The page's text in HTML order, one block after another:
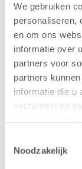
We gebruiken
personaliseren,
en om ons
informatie over
partners voor
partners
informatie die u
verzameld op
Noodzakelijk
“We liepen
van ongeveer
Nu voert het
gescand door
dieren, die